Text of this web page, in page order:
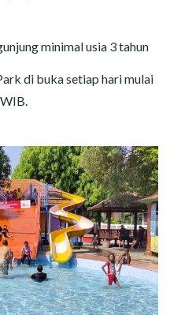
minimal usia 3 tahun
di buka setiap hari mulai